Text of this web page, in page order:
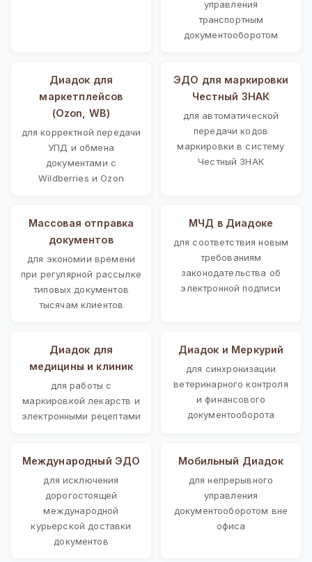
управления
транспортным
документооборотом
Диадок для
маркетплейсов
(Ozon, WB)
для корректной передачи
УПД и обмена
документами с
Wildberries и Ozon
ЭДО для маркировки
Честный ЗНАК
для автоматической
передачи кодов
маркировки в систему
Честный ЗНАК
Массовая отправка
документов
для экономии времени
при регулярной рассылке
типовых документов
тысячам клиентов
МЧД в Диадоке
для соответствия новым
требованиям
законодательства об
электронной подписи
Диадок для
медицины и клиник
для работы с
маркировкой лекарств и
электронными рецептами
Диадок и Меркурий
для синхронизации
ветеринарного контроля
и финансового
документооборота
Международный ЭДО
для исключения
дорогостоящей
международной
курьерской доставки
документов
Мобильный Диадок
для непрерывного
управления
документооборотом вне
офиса